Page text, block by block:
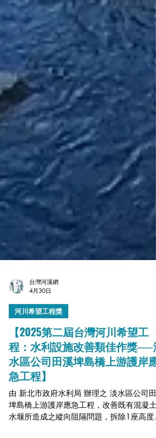
台灣河溪網
4月30日
河川希望工程獎
【2025第二屆台灣河川希望工
程：水利設施改善類佳作獎──淡
水區公司田溪埤島橋上游護岸應
急工程】
由 新北市政府水利局 辦理之 淡水區公司田